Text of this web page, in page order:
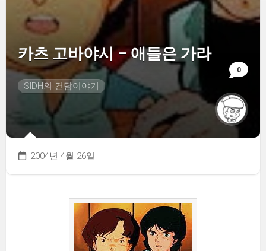
0
카츠 고바야시 – 애들은 가라
SIDH의 건담이야기
2004년 4월 26일